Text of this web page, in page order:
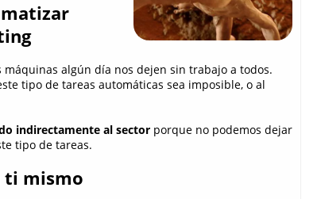
algún día nos dejen sin trabajo a todos.
tipo de tareas automáticas sea imposible, o al
indirectamente al sectorporque no podemos dejar
tipo de tareas.
ti mismo